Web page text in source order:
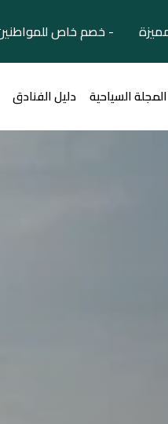
- خصم خاص
السياحية دليل الفنادق